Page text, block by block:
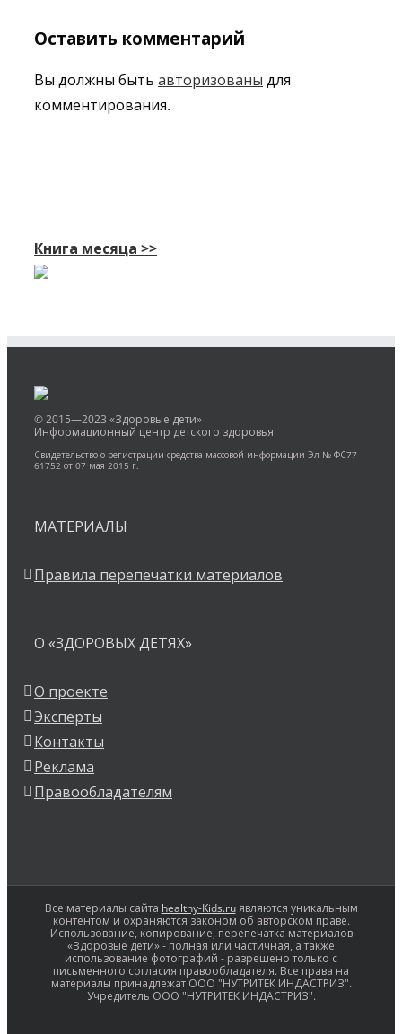
Оставить комментарий
Вы должны быть авторизованы для
комментирования.
Книга месяца >>
© 2015—2023 «Здоровые дети»
Информационный центр детского здоровья
Свидетельство о регистрации средства массовой информации Эл № ФС77-
61752 от 07 мая 2015 г.
МАТЕРИАЛЫ
Правила перепечатки материалов
О «ЗДОРОВЫХ ДЕТЯХ»
О проекте
Эксперты
Контакты
Реклама
Правообладателям
Все материалы сайта healthy-Kids.ruявляются уникальным
контентом и охраняются законом об авторском праве.
Использование, копирование, перепечатка материалов
«Здоровые дети» - полная или частичная, а также
использование фотографий - разрешено только с
письменного согласия правообладателя. Все права на
материалы принадлежат ООО "НУТРИТЕК ИНДАСТРИЗ".
Учредитель ООО "НУТРИТЕК ИНДАСТРИЗ".